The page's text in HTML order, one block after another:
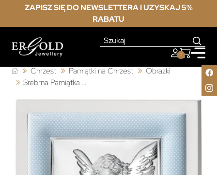
ZAPISZ SIĘ DO NEWSLETTERA I UZYSKAJ 5%
RABATU
0
Chrzest Pamiątki na Chrzest
Obrazki
Srebrna Pamiątka Chrztu Świętego